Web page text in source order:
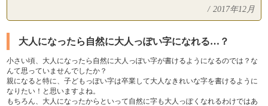
/ 2017年12月
大人になったら自然に大人っぽい字になれる…？
小さい頃、大人になったら自然に大人っぽい字が書けるようになるのでは？な
んて思っていませんでしたか？
親になると特に、子どもっぽい字は卒業して大人なきれいな字を書けるように
なりたい！と思いますよね。
もちろん、大人になったからといって自然に字も大人っぽくなれるわけではあ